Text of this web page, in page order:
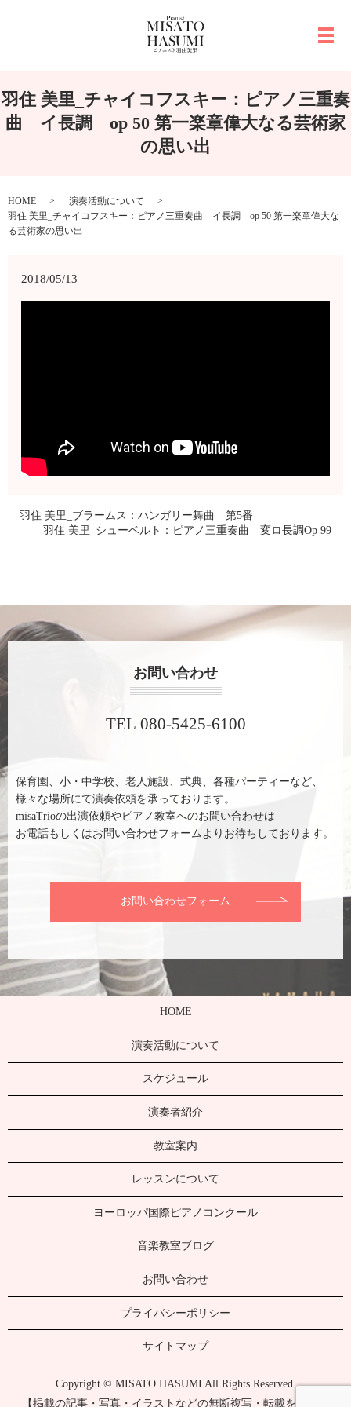
メ
羽住 美里_チャイコフスキー：ピアノ三重奏
曲 イ長調 op 50 第一楽章偉大なる芸術家
の思い出
HOME
演奏活動について
羽住 美里_チャイコフスキー：ピアノ三重奏曲 イ長調 op 50 第一楽章偉大な
る芸術家の思い出
2018/05/13
羽住 美里_ブラームス：ハンガリー舞曲 第5番
羽住 美里_シューベルト：ピアノ三重奏曲 変ロ長調Op 99
お問い合わせ
TEL 080-5425-6100
保育園、小・中学校、老人施設、式典、各種パーティーなど、
様々な場所にて演奏依頼を承っております。
misaTrioの出演依頼やピアノ教室へのお問い合わせは
お電話もしくはお問い合わせフォームよりお待ちしております。
お問い合わせフォーム
HOME
演奏活動について
スケジュール
演奏者紹介
教室案内
レッスンについて
ヨーロッパ国際ピアノコンクール
音楽教室ブログ
お問い合わせ
プライバシーポリシー
サイトマップ
Copyright © MISATO HASUMI All Rights Reserved.
【掲載の記事・写真・イラストなどの無断複写・転載を禁じま